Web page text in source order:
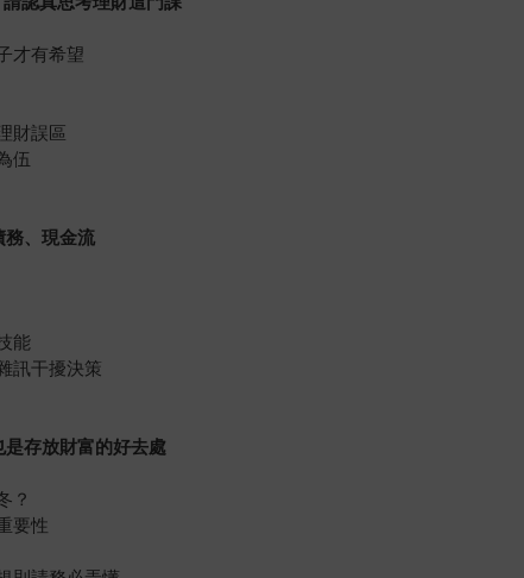
才有希望
財誤區
伍
、現金流
能
訊干擾決策
存放財富的好去處
？
要性